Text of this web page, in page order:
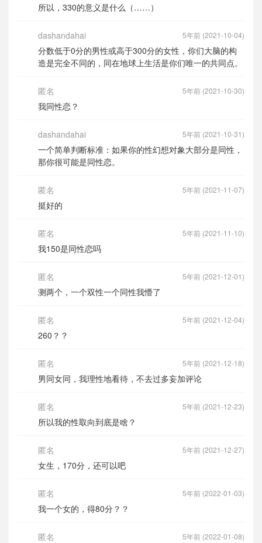
所以，330的意义是什么（……）
dashandahai
分数低于0分的男性或高于300分的女性，你们大脑的构
造是完全不同的，同在地球上生活是你们唯一的共同点。
5年前 (2021-10-04)
匿名
我同性恋？
5年前 (2021-10-30)
dashandahai
一个简单判断标准：如果你的性幻想对象大部分是同性，
那你很可能是同性恋。
5年前 (2021-10-31)
匿名
挺好的
5年前 (2021-11-07)
匿名
我150是同性恋吗
5年前 (2021-11-10)
匿名
测两个，一个双性一个同性我懵了
5年前 (2021-12-01)
匿名
260？？
5年前 (2021-12-04)
匿名
男同女同，我理性地看待，不去过多妄加评论
5年前 (2021-12-18)
匿名
所以我的性取向到底是啥？
5年前 (2021-12-23)
匿名
女生，170分，还可以吧
5年前 (2021-12-27)
匿名
我一个女的，得80分？？
5年前 (2022-01-03)
匿名
5年前 (2022-01-08)